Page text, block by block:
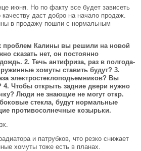
июня. Но по факту все будет зависеть
качеству даст добро на начало продаж.
в продажу пошли с нормальным
проблем Калины вы решили на новой
сказать нет, он постоянно
2. Течь антифриза, раз в полгода-
хомуты ставить будут? 3.
электростеклоподьемников? Вы
4. Чтобы открыть задние двери нужно
Люди не знающие не могут откр.
стекла, будут нормальные
противосолнечные козырьки.
и патрубков, что резко снижает
хомуты тоже есть в планах.